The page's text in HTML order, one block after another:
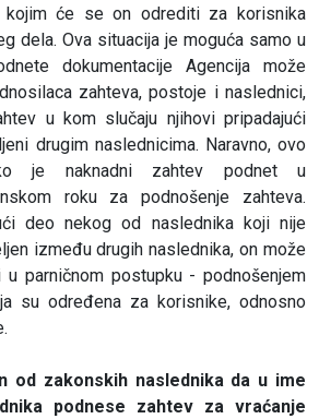
kojim će se on odrediti za korisnika
dela. Ova situacija je moguća samo u
dokumentacije Agencija može
zahteva, postoje i naslednici,
u kom slučaju njihovi pripadajući
drugim naslednicima. Naravno, ovo
je naknadni zahtev podnet u
roku za podnošenje zahteva.
deo nekog od naslednika koji nije
između drugih naslednika, on može
parničnom postupku - podnošenjem
su određena za korisnike, odnosno
od zakonskih naslednika da u ime
podnese zahtev za vraćanje